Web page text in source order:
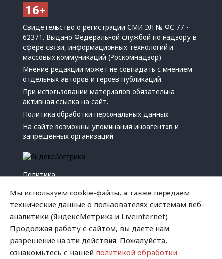
Свидетельство о регистрации СМИ ЭЛ № ФС 77 -
62371. Выдано Федеральной службой по надзору в
сфере связи, информационных технологий и
массовых коммуникаций (Роскомнадзор)
Мнение редакции может не совпадать с мнением
отдельных авторов и героев публикаций.
При использовании материалов обязательна
активная ссылка на сайт.
Политика обработки персональных данных
На сайте возможны упоминанияиноагентов и
запрещенных организаций
Политика
Криминал
Мы используем cookie-файлы, а также передаем
технические данные о пользователях системам веб-
аналитики (ЯндексМетрика и Liveinternet).
Продолжая работу с сайтом, вы даете нам
разрешение на эти действия. Пожалуйста,
ознакомьтесь с нашей политикой обработки